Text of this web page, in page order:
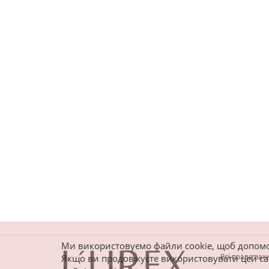
Всі права
Ми використовуємо файли cookie, щоб
Якщо ви продовжуєте використовувати цей